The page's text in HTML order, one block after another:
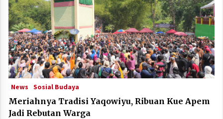
News Sosial Budaya
Meriahnya Tradisi Yaqowiyu, Ribuan Kue Apem
Jadi Rebutan Warga